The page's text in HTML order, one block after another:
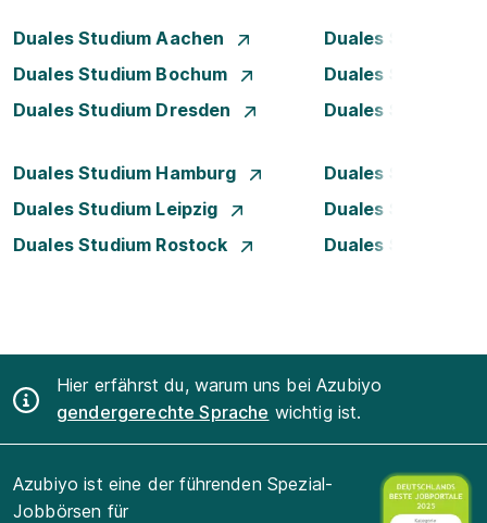
Duales Studium Aachen
Duales Studium
Duales Studium Bochum
Duales Studium
Duales Studium Dresden
Duales Studium
Duales Studium Hamburg
Duales Studium
Duales Studium Leipzig
Duales Studium
Duales Studium Rostock
Duales Studium
Hier erfährst du, warum uns bei Azubiyo
gendergerechte Sprache wichtig ist.
Azubiyo ist eine der führenden Spezial-
Jobbörsen für